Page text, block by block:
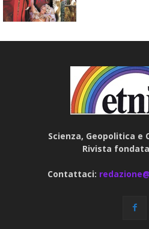
Scienza, Geopolitica e
Rivista
Contattaci: